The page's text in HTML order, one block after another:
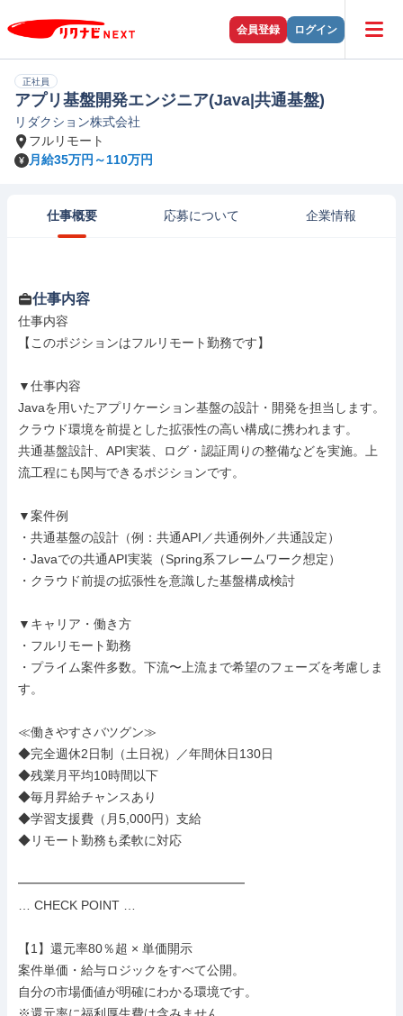
会員登録 ログイン
正社員
アプリ基盤開発エンジニア(Java|共通基盤)
リダクション株式会社
フルリモート
月給35万円～110万円
仕事概要 応募について 企業情報
仕事内容
仕事内容
【このポジションはフルリモート勤務です】
▼仕事内容
Javaを用いたアプリケーション基盤の設計・開発を担当します。
クラウド環境を前提とした拡張性の高い構成に携われます。
共通基盤設計、API実装、ログ・認証周りの整備などを実施。上
流工程にも関与できるポジションです。
▼案件例
・共通基盤の設計（例：共通API／共通例外／共通設定）
・Javaでの共通API実装（Spring系フレームワーク想定）
・クラウド前提の拡張性を意識した基盤構成検討
▼キャリア・働き方
・フルリモート勤務
・プライム案件多数。下流〜上流まで希望のフェーズを考慮しま
す。
≪働きやすさバツグン≫
◆完全週休2日制（土日祝）／年間休日130日
◆残業月平均10時間以下
◆毎月昇給チャンスあり
◆学習支援費（月5,000円）支給
◆リモート勤務も柔軟に対応
━━━━━━━━━━━━━━━━━━
… CHECK POINT …
【1】還元率80％超 × 単価開示
案件単価・給与ロジックをすべて公開。
自分の市場価値が明確にわかる環境です。